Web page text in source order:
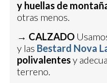
y huellas de
otras menos.
→ CALZADO
y las Bestard Nova
polivalentesy
terreno.